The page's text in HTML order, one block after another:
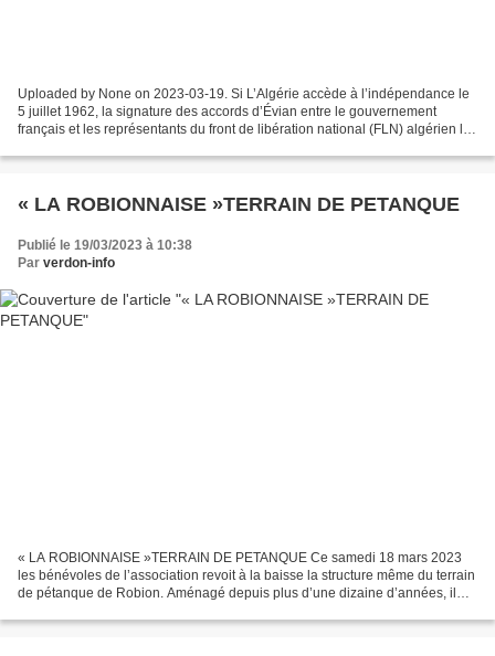
Uploaded by None on 2023-03-19. Si L’Algérie accède à l’indépendance le
5 juillet 1962, la signature des accords d’Évian entre le gouvernement
français et les représentants du front de libération national (FLN) algérien le
« LA ROBIONNAISE »TERRAIN DE PETANQUE
Publié le 19/03/2023 à 10:38
Par verdon-info
« LA ROBIONNAISE »TERRAIN DE PETANQUE Ce samedi 18 mars 2023
les bénévoles de l’association revoit à la baisse la structure même du terrain
de pétanque de Robion. Aménagé depuis plus d’une dizaine d’années, il